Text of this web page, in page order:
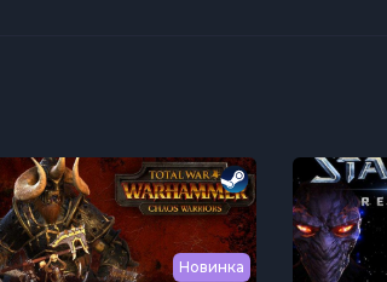
Новинка